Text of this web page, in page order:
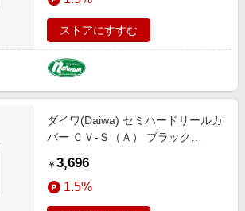
ストアにすすむ
ダイワ(Daiwa) セミハードリールカ
バー ＣＶ-Ｓ（Ａ） ブラック
￥ 3,696
1.5%